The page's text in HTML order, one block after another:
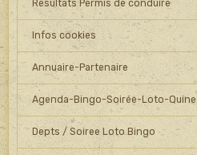
Resultats Permis de conduire
Infos cookies
Annuaire-Partenaire
Agenda-Bingo-Soirée-Loto-Quine
Depts / Soiree Loto Bingo